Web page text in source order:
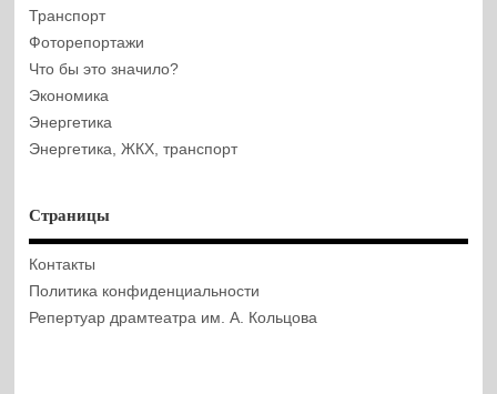
Транспорт
Фоторепортажи
Что бы это значило?
Экономика
Энергетика
Энергетика, ЖКХ, транспорт
Страницы
Контакты
Политика конфиденциальности
Репертуар драмтеатра им. А. Кольцова